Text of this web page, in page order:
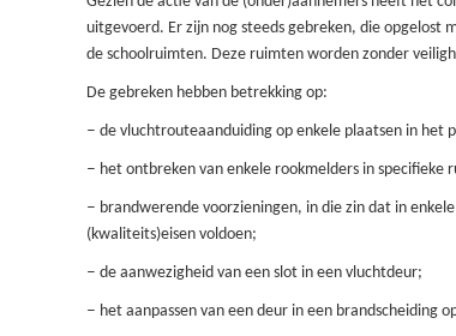
uitgevoerd. Er zijn nog steeds gebreken, die
de schoolruimten. Deze ruimten worden zonder
De gebreken hebben betrekking op:
– de vluchtrouteaanduiding op enkele plaatsen in het
– het ontbreken van enkele rookmelders in specifieke
– brandwerende voorzieningen, in die zin dat in
(kwaliteits)eisen voldoen;
– de aanwezigheid van een slot in een vluchtdeur;
– het aanpassen van een deur in een